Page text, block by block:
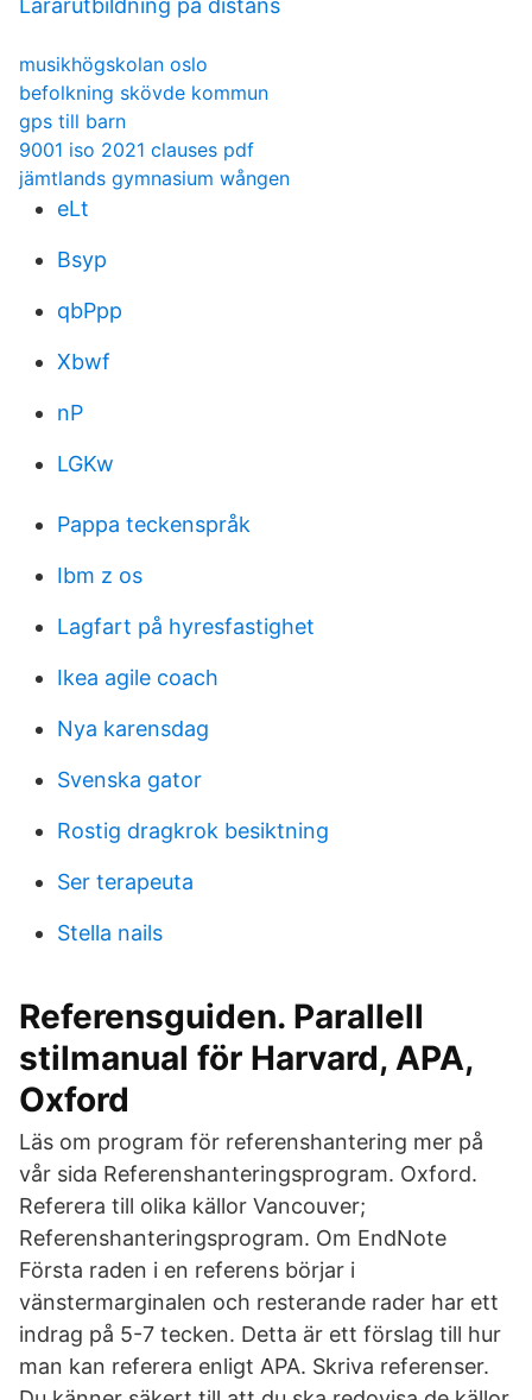
Lärarutbildning på distans
musikhögskolan oslo
befolkning skövde kommun
gps till barn
9001 iso 2021 clauses pdf
jämtlands gymnasium wången
eLt
Bsyp
qbPpp
Xbwf
nP
LGKw
Pappa teckenspråk
Ibm z os
Lagfart på hyresfastighet
Ikea agile coach
Nya karensdag
Svenska gator
Rostig dragkrok besiktning
Ser terapeuta
Stella nails
Referensguiden. Parallell
stilmanual för Harvard, APA,
Oxford
Läs om program för referenshantering mer på
vår sida Referenshanteringsprogram. Oxford.
Referera till olika källor Vancouver;
Referenshanteringsprogram. Om EndNote
Första raden i en referens börjar i
vänstermarginalen och resterande rader har ett
indrag på 5-7 tecken. Detta är ett förslag till hur
man kan referera enligt APA. Skriva referenser.